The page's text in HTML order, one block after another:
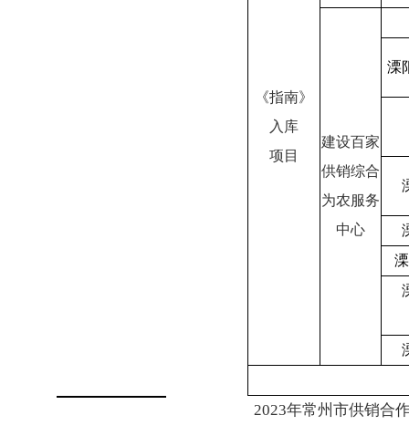
《指南》
入库
项目
建设百家
供销综合
为农服务
中心
溧
2023年常州市供销合